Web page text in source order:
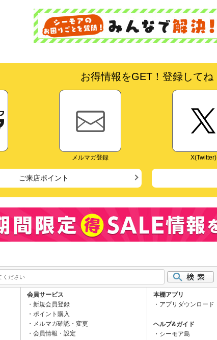
お得情報をGET！登録してね
メルマガ登録 X(Twitter)
ご来店ポイント
会員サービス
新規会員登録
ポイント購入
メルマガ確認・変更
会員情報・設定
本棚アプリ
アプリダウンロード
ヘルプ&ガイド
シーモア島